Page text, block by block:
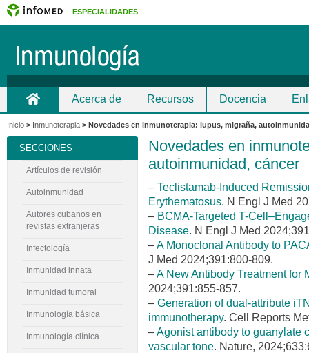
ESPECIALIDADES
Acerca de Recursos Docencia
Contacto
Inicio > Inmunoterapia > Novedades en inmunoterapia: lupus, migraña,
Novedades en
autoinmunidad, cáncer
– Teclistamab-Induced
Erythematosus. N Engl J Med
– BCMA-Targeted T-
Disease. N Engl J Med
–A Monoclonal Antibody to
J Med 2024;391:800-809.
–A New Antibody Treatment for
2024;391:855-857.
– Generation of dual-attribute
immunotherapy. Cell Reports
–Agonist antibody to guanylate
vascular tone. Nature,
SECCIONES
Artículos de revisión
Autoinmunidad
Autores cubanos en
revistas extranjeras
Infectología
Inmunidad innata
Inmunidad tumoral
Inmunología básica
Inmunología clínica